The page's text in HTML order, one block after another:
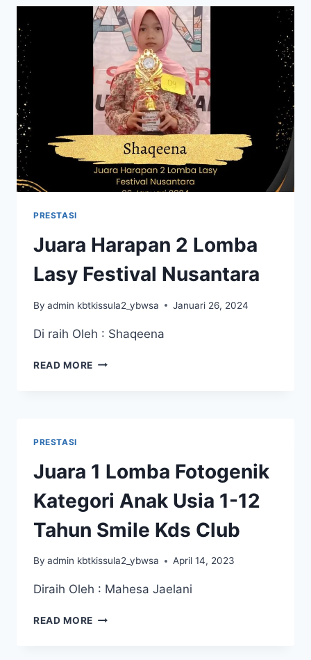
LASY
FESTIVAL
NUSANTARA
PRESTASI
Juara Harapan 2 Lomba
Lasy Festival Nusantara
By admin kbtkissula2_ybwsa Januari 26, 2024
Di raih Oleh : Shaqeena
READ MORE JUARA
PRESTASI
Juara 1 Lomba Fotogenik
Kategori Anak Usia 1-12
Tahun Smile Kds Club
By admin kbtkissula2_ybwsa April 14, 2023
Diraih Oleh : Mahesa Jaelani
READ MORE JUARA